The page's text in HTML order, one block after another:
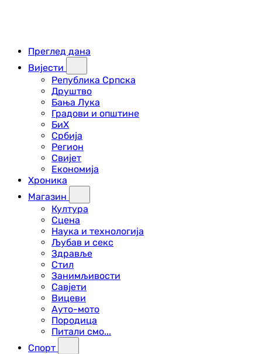
Преглед дана
Вијести
Република Српска
Друштво
Бања Лука
Градови и општине
БиХ
Србија
Регион
Свијет
Економија
Хроника
Магазин
Култура
Сцена
Наука и технологија
Љубав и секс
Здравље
Стил
Занимљивости
Савјети
Вицеви
Ауто-мото
Породица
Питали смо...
Спорт